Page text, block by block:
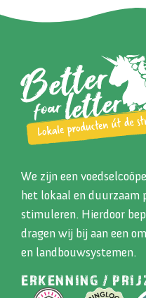
We zijn een
het lokaal en duurzaam
stimuleren. Hierdoor
dragen wij bij aan een
en landbouwsystemen.
ERKENNING /